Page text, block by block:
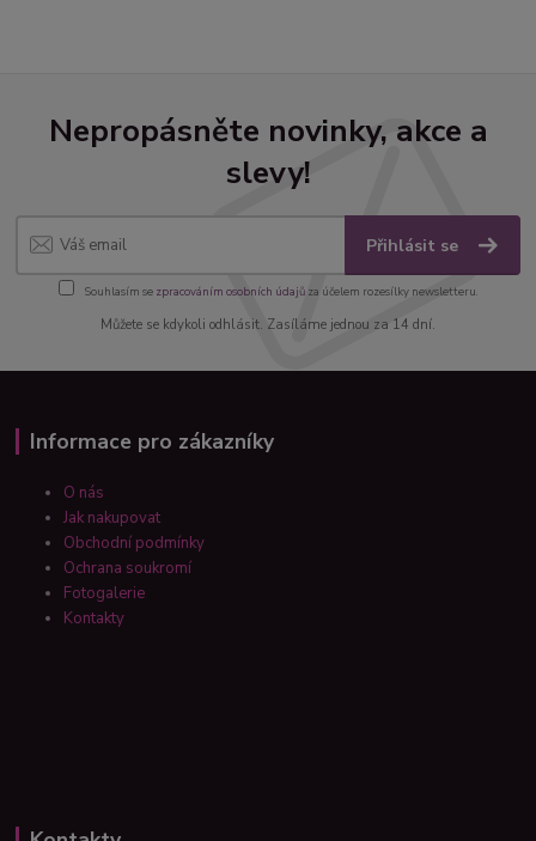
Nepropásněte novinky, akce a
slevy!
Přihlásit se
Souhlasím se zpracováním osobních údajůza účelem rozesílky newsletteru.
Můžete se kdykoli odhlásit. Zasíláme jednou za 14 dní.
Informace pro zákazníky
O nás
Jak nakupovat
Obchodní podmínky
Ochrana soukromí
Fotogalerie
Kontakty